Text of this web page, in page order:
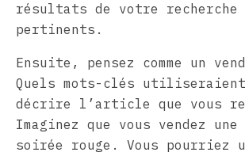
résultats de votre recherche
pertinents.
Ensuite, pensez comme un
Quels mots-clés
décrire l’article que vous
Imaginez que vous vendez une
soirée rouge. Vous pourriez